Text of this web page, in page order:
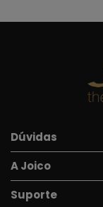
Dúvidas
A Joico
Suporte